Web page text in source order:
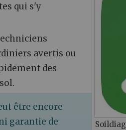
Soildiag
qui s'y
avertis ou
des
être encore
garantie de